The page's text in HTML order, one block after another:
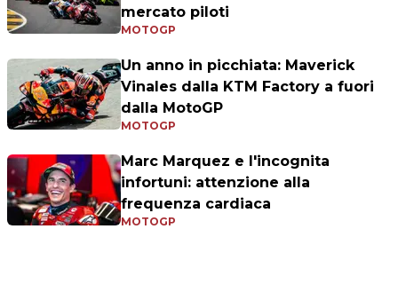
mercato piloti
MOTOGP
Un anno in picchiata: Maverick
Vinales dalla KTM Factory a fuori
dalla MotoGP
MOTOGP
Marc Marquez e l'incognita
infortuni: attenzione alla
frequenza cardiaca
MOTOGP